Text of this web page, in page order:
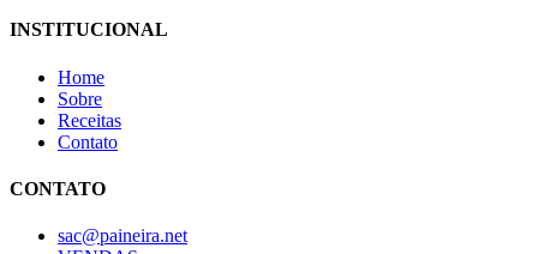
INSTITUCIONAL
Home
Sobre
Receitas
Contato
CONTATO
sac@paineira.net